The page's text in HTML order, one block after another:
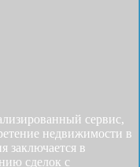
сервис,
недвижимости в
заключается в
сделок с